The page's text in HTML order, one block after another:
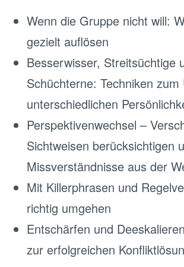
Wenn die Gruppe nicht will:
gezielt auflösen
Besserwisser, Streitsüchtige
Schüchterne: Techniken
unterschiedlichen
Perspektivenwechsel –
Sichtweisen berücksichtigen
Missverständnisse aus der
Mit Killerphrasen und
richtig umgehen
Entschärfen und
zur erfolgreichen